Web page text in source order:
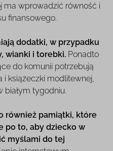
ma wprowadzić równość i
finansowego.
dodatki, w przypadku
wianki i torebki. Ponadto
do komunii potrzebują
i książeczki modlitewnej,
białym tygodniu.
również pamiątki, które
po to, aby dziecko w
myślami do tej